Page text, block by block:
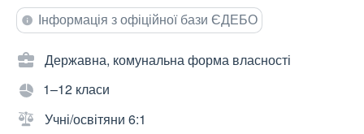
Інформація з офіційної бази ЄДЕБО
Державна, комунальна форма власності
1–12 класи
Учні/освітяни 6:1